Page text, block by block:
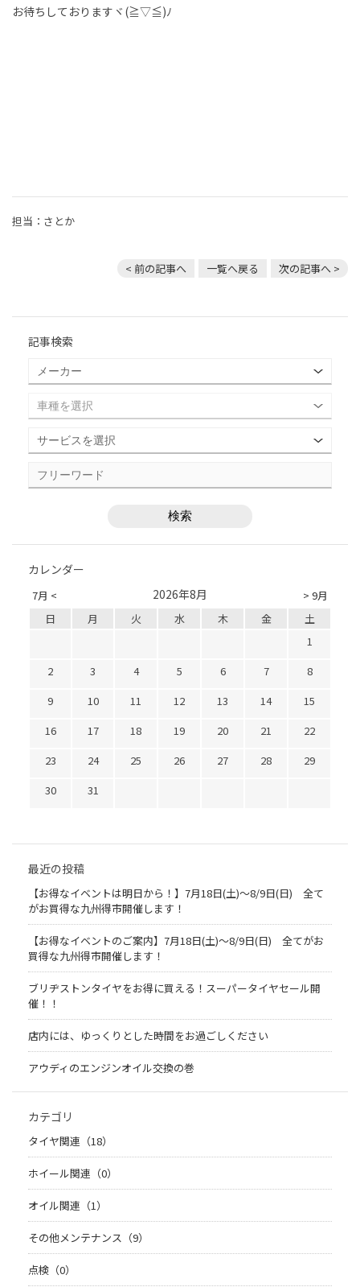
お待ちしておりますヾ(≧▽≦)ﾉ
担当：さとか
< 前の記事へ 一覧へ戻る 次の記事へ >
記事検索
カレンダー
7月 < > 9月
2026年8月
日 月 火 水 木 金
土
1
2
3 4 5 6 7
8
9
10 11 12 13 14
15
16
17 18 19 20 21
22
23
24 25 26 27 28
29
30
31
最近の投稿
【お得なイベントは明日から！】7月18日(土)～8/9日(日) 全て
がお買得な九州得市開催します！
【お得なイベントのご案内】7月18日(土)～8/9日(日) 全てがお
買得な九州得市開催します！
ブリヂストンタイヤをお得に買える！スーパータイヤセール開
催！！
店内には、ゆっくりとした時間をお過ごしください
アウディのエンジンオイル交換の巻
カテゴリ
タイヤ関連（18）
ホイール関連（0）
オイル関連（1）
その他メンテナンス（9）
点検（0）